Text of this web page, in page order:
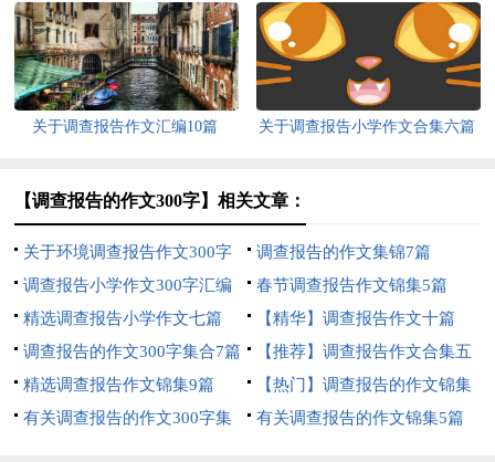
关于调查报告作文汇编10篇 关于调查报告小学作文合集六篇
【调查报告的作文300字】相关文章：
关于环境调查报告作文300字
十篇
调查报告的作文集锦7篇
调查报告小学作文300字汇编
五篇
春节调查报告作文锦集5篇
精选调查报告小学作文七篇
【精华】调查报告作文十篇
调查报告的作文300字集合7篇
【推荐】调查报告作文合集五
篇
精选调查报告作文锦集9篇
【热门】调查报告的作文锦集
7篇
有关调查报告的作文300字集
有关调查报告的作文锦集5篇